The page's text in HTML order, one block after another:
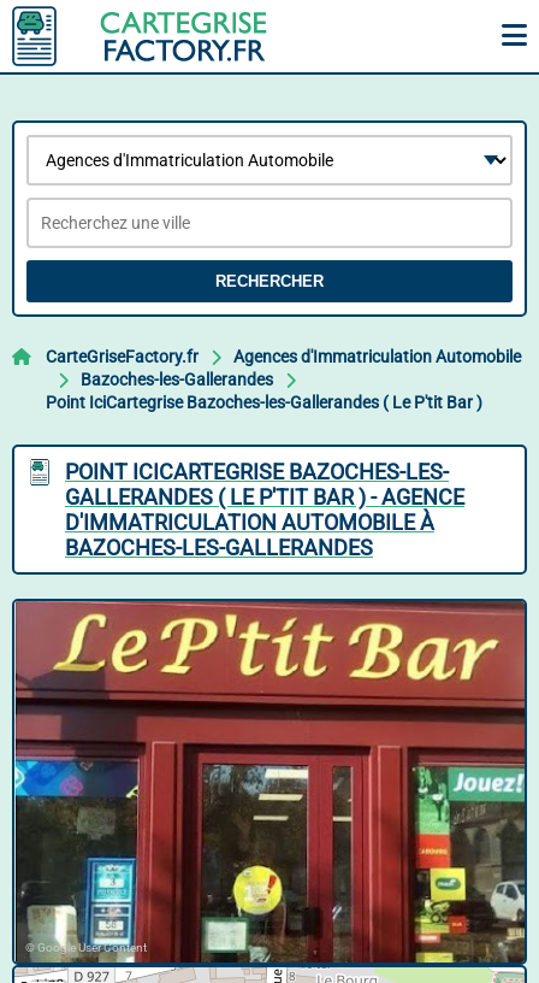
RECHERCHER
CarteGriseFactory.fr
Agences d'Immatriculation Automobile
Bazoches-les-Gallerandes
Point IciCartegrise Bazoches-les-Gallerandes ( Le P'tit Bar )
POINT ICICARTEGRISE BAZOCHES-LES-
GALLERANDES ( LE P'TIT BAR ) - AGENCE
D'IMMATRICULATION AUTOMOBILE À
BAZOCHES-LES-GALLERANDES
© Google User Content